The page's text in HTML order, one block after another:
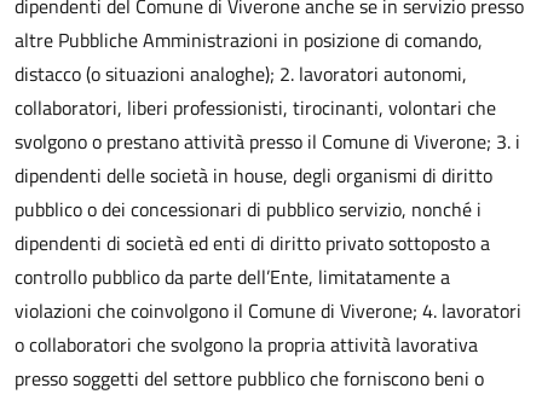
dipendenti del Comune di Viverone anche se in servizio presso
altre Pubbliche Amministrazioni in posizione di comando,
distacco (o situazioni analoghe); 2. lavoratori autonomi,
collaboratori, liberi professionisti, tirocinanti, volontari che
svolgono o prestano attività presso il Comune di Viverone; 3. i
dipendenti delle società in house, degli organismi di diritto
pubblico o dei concessionari di pubblico servizio, nonché i
dipendenti di società ed enti di diritto privato sottoposto a
controllo pubblico da parte dell’Ente, limitatamente a
violazioni che coinvolgono il Comune di Viverone; 4. lavoratori
o collaboratori che svolgono la propria attività lavorativa
presso soggetti del settore pubblico che forniscono beni o